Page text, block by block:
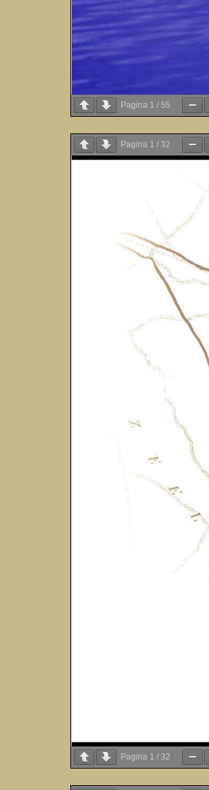
Pagina 1 / 55
Pagina 1 / 32
Pagina 1 / 32